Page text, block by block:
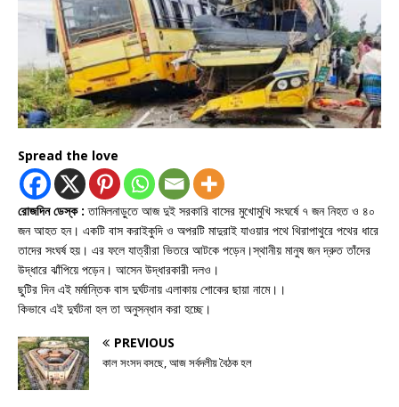
Spread the love
রোজদিন ডেস্ক : তামিলনাড়ুতে আজ দুই সরকারি বাসের মুখোমুখি সংঘর্ষে ৭ জন নিহত ও ৪০
জন আহত হন। একটি বাস করাইকুদি ও অপরটি মাদুরাই যাওয়ার পথে থিরাপাথুরে পথের ধারে
তাদের সংঘর্ষ হয়। এর ফলে যাত্রীরা ভিতরে আটকে পড়েন।স্থানীয় মানুষ জন দ্রুত তাঁদের
উদ্ধারে ঝাঁপিয়ে পড়েন। আসেন উদ্ধারকারী দলও।
ছুটির দিন এই মর্মান্তিক বাস দুর্ঘটনায় এলাকায় শোকের ছায়া নামে।।
কিভাবে এই দুর্ঘটনা হল তা অনুসন্ধান করা হচ্ছে।
PREVIOUS
কাল সংসদ বসছে, আজ সর্বদলীয় বৈঠক হল